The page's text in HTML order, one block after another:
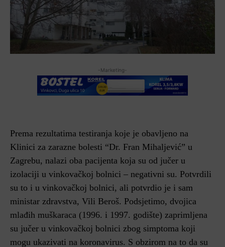
-Marketing-
Prema rezultatima testiranja koje je obavljeno na
Klinici za zarazne bolesti “Dr. Fran Mihaljević” u
Zagrebu, nalazi oba pacijenta koja su od jučer u
izolaciji u vinkovačkoj bolnici – negativni su. Potvrdili
su to i u vinkovačkoj bolnici, ali potvrdio je i sam
ministar zdravstva, Vili Beroš. Podsjetimo, dvojica
mlađih muškaraca (1996. i 1997. godište) zaprimljena
su jučer u vinkovačkoj bolnici zbog simptoma koji
mogu ukazivati na koronavirus. S obzirom na to da su